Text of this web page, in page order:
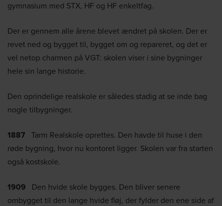
gymnasium med STX, HF og HF enkeltfag.
Der er gennem alle årene blevet ændret på skolen. Der er
revet ned og bygget til, bygget om og repareret, og det er
vel netop charmen på VGT: skolen viser i sine bygninger
hele sin lange historie.
Den oprindelige realskole er således stadig at se inde bag
nogle tilbygninger.
1887 Tarm Realskole oprettes. Den havde til huse i den
røde bygning, hvor nu kontoret ligger. Skolen var fra starten
også kostskole.
1909 Den hvide skole bygges. Den bliver senere
ombygget til den lange hvide fløj, der fylder den ene side af